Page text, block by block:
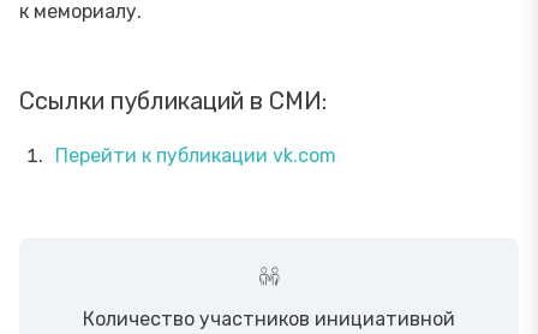
к мемориалу.
Ссылки публикаций в СМИ:
Перейти к публикации vk.com
Количество участников инициативной